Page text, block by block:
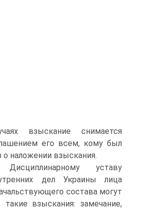
взыскание снимается
его всем, кому был
о наложении взыскания.
Дисциплинарному уставу
дел Украины лица
состава могут
такие взыскания: замечание,